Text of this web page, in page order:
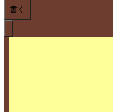
書く